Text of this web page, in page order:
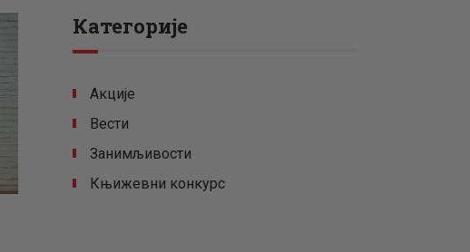
Категорије
Акције
Вести
Занимљивости
Књижевни конкурс